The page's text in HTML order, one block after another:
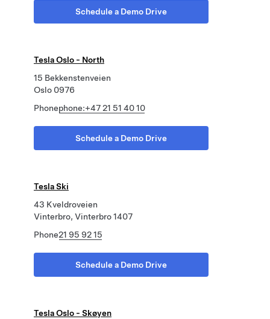
Schedule a Demo Drive
Tesla Oslo - North
15 Bekkenstenveien
Oslo 0976
Phonephone:+47 21 51 40 10
Schedule a Demo Drive
Tesla Ski
43 Kveldroveien
Vinterbro, Vinterbro 1407
Phone21 95 92 15
Schedule a Demo Drive
Tesla Oslo - Skøyen